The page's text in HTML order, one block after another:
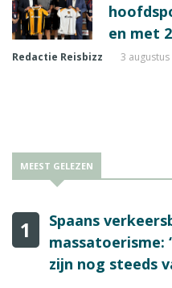
en met
Redactie Reisbizz 3
MEEST GELEZEN
1
Spaans
massatoerisme:
zijn nog steeds